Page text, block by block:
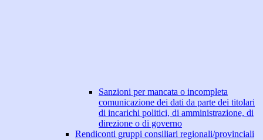
Sanzioni per mancata o incompleta
comunicazione dei dati da parte dei titolari
di incarichi politici, di amministrazione, di
direzione o di governo
Rendiconti gruppi consiliari regionali/provinciali